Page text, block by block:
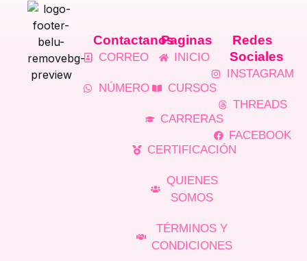
Contactanos
CORREO
NÚMERO
Paginas
INICIO
CURSOS
CARRERAS
CERTIFICACIÓN
QUIENES
SOMOS
TÉRMINOS Y
CONDICIONES
Redes
Sociales
INSTAGRAM
THREADS
FACEBOOK